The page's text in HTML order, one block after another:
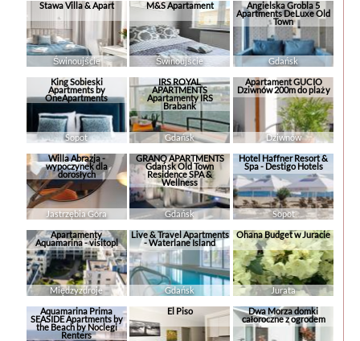
Stawa Villa & Apart
Świnoujście
M&S Apartament
Świnoujście
Angielska Grobla 5
Apartments DeLuxe Old
Town
Gdańsk
King Sobieski
Apartments by
OneApartments
Sopot
IRS ROYAL
APARTMENTS
Apartamenty IRS
Brabank
Gdańsk
Apartament GUCIO
Dziwnów 200m do plaży
Dziwnów
Willa Abrazja -
wypoczynek dla
dorosłych
Jastrzębia Góra
GRANO APARTMENTS
Gdańsk Old Town
Residence SPA &
Wellness
Gdańsk
Hotel Haffner Resort &
Spa - Destigo Hotels
Sopot
Apartamenty
Aquamarina - visitopl
Międzyzdroje
Live & Travel Apartments
- Waterlane Island
Gdańsk
Ohana Budget w Juracie
Jurata
Aquamarina Prima
SEASIDE Apartments by
the Beach by Noclegi
Renters
El Piso Dwa Morza domki
całoroczne z ogrodem